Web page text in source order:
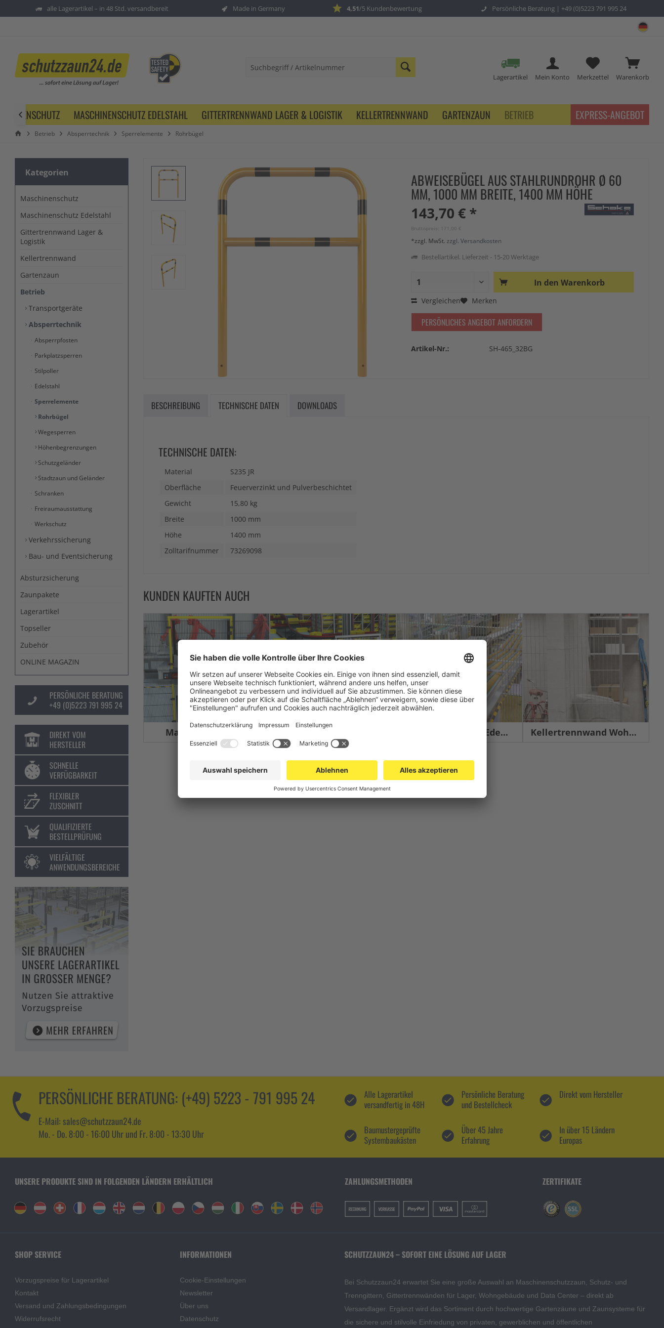
alle Lagerartikel – in 48 Std. versandbereit Made in Germany 4,51/5 Kundenbewertung Persönliche Beratung | +49 (0)5223 791 995 24
Warenkorb
Merkzettel
Mein Konto
Lagerartikel
MASCHINENSCHUTZ EDELSTAHL GITTERTRENNWAND LAGER & LOGISTIK KELLERTRENNWAND GARTENZAUN BETRIEB
 EXPRESS-ANGEBOT
Betrieb Absperrtechnik Sperrelemente Rohrbügel
Kategorien
Maschinenschutz
Maschinenschutz Edelstahl
Gittertrennwand Lager &
Logistik
Kellertrennwand
Gartenzaun
Betrieb
Transportgeräte
Absperrtechnik
Absperrpfosten
Parkplatzsperren
Stilpoller
Edelstahl
Sperrelemente
Rohrbügel
Wegesperren
Höhenbegrenzungen
Schutzgeländer
Stadtzaun und Geländer
Schranken
Freiraumausstattung
Werkschutz
Verkehrssicherung
Bau- und Eventsicherung
Absturzsicherung
Zaunpakete
Lagerartikel
Topseller
Zubehör
ONLINE MAGAZIN
PERSÖNLICHE BERATUNG
+49 (0)5223 791 995 24
DIREKT VOM
HERSTELLER
SCHNELLE
VERFÜGBARKEIT
FLEXIBLER
ZUSCHNITT
QUALIFIZIERTE
BESTELLPRÜFUNG
VIELFÄLTIGE
ANWENDUNGSBEREICHE
ABWEISEBÜGEL AUS STAHLRUNDROHR Ø 60
MM, 1000 MM BREITE, 1400 MM HÖHE
143,70 € *
Bruttopreis: 171,00 €
*zzgl. MwSt. zzgl. Versandkosten
Bestellartikel. Lieferzeit - 15-20 Werktage
In den Warenkorb
Vergleichen Merken
PERSÖNLICHES ANGEBOT ANFORDERN
Artikel-Nr.: SH-465_32BG
BESCHREIBUNG TECHNISCHE DATEN DOWNLOADS
TECHNISCHE DATEN:
Material
S235 JR
Oberfläche
Feuerverzinkt und Pulverbeschichtet
Gewicht
15,80 kg
Breite
1000 mm
Höhe
1400 mm
Zolltarifnummer
73269098
KUNDEN KAUFTEN AUCH
Maschinenschutz Gittertrennwand Lager & Logistik Maschinenschutz Edelstahl Kellertrennwand Wohnbau
PERSÖNLICHE BERATUNG: (+49) 5223 - 791 995 24
E-Mail: sales@schutzzaun24.de
Mo. - Do. 8:00 - 16:00 Uhr und Fr. 8:00 - 13:30 Uhr
Alle Lagerartikel
versandfertig in 48H
Persönliche Beratung
und Bestellcheck
Direkt vom Hersteller
Baumustergeprüfte
Systembaukästen
Über 45 Jahre
Erfahrung
In über 15 Ländern
Europas
UNSERE PRODUKTE SIND IN FOLGENDEN LÄNDERN ERHÄLTLICH ZAHLUNGSMETHODEN ZERTIFIKATE
SHOP SERVICE
Vorzugspreise für Lagerartikel
Kontakt
Versand und Zahlungsbedingungen
Widerrufsrecht
INFORMATIONEN
Cookie-Einstellungen
Newsletter
Über uns
Datenschutz
SCHUTZZAUN24 – SOFORT EINE LÖSUNG AUF LAGER
Bei Schutzzaun24 erwartet Sie eine große Auswahl an Maschinenschutzzaun, Schutz- und
Trenngittern, Gittertrennwänden für Lager, Wohngebäude und Data Center – direkt ab
Versandlager. Ergänzt wird das Sortiment durch hochwertige Gartenzäune und Zaunsysteme für
die sichere und stilvolle Einfriedung von privaten, gewerblichen und öffentlichen